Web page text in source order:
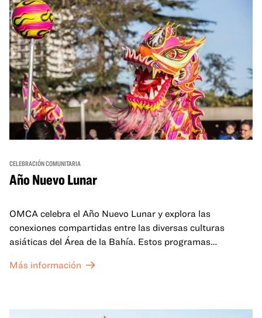
CELEBRACIÓN COMUNITARIA
Año Nuevo Lunar
OMCA celebra el Año Nuevo Lunar y explora las
conexiones compartidas entre las diversas culturas
asiáticas del Área de la Bahía. Estos programas
celebran y honran las tradiciones del Año Nuevo Lunar a
un espacio para que nuestras comunidades AAPI se
Más información